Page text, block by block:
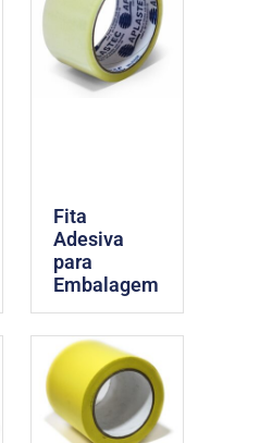
Fita
Adesiva
para
Embalagem